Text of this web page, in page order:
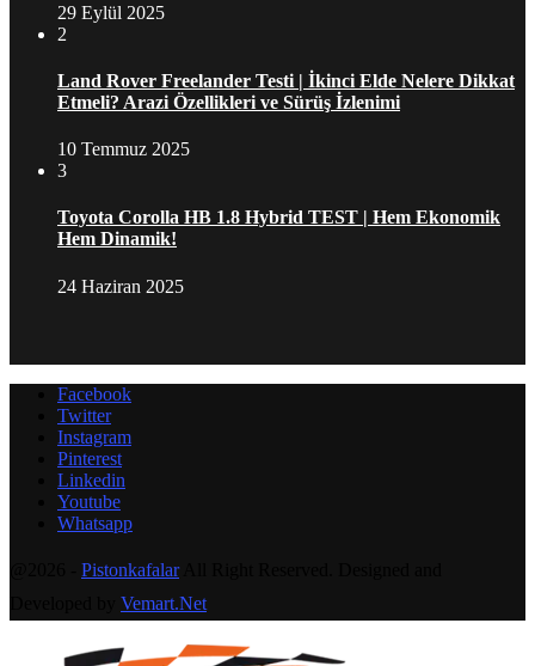
29 Eylül 2025
2
Land Rover Freelander Testi | İkinci Elde Nelere Dikkat
Etmeli? Arazi Özellikleri ve Sürüş İzlenimi
10 Temmuz 2025
3
Toyota Corolla HB 1.8 Hybrid TEST | Hem Ekonomik
Hem Dinamik!
24 Haziran 2025
Facebook
Twitter
Instagram
Pinterest
Linkedin
Youtube
Whatsapp
PistonkafalarAll Right Reserved. Designed and
Vemart.Net